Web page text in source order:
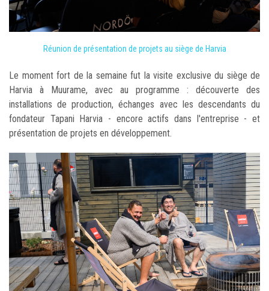
Réunion de présentation de projets au siège de Harvia
Le moment fort de la semaine fut la visite exclusive du siège de
Harvia à Muurame, avec au programme : découverte des
installations de production, échanges avec les descendants du
fondateur Tapani Harvia - encore actifs dans l'entreprise - et
présentation de projets en développement.